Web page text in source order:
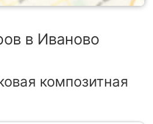
в Иваново
композитная